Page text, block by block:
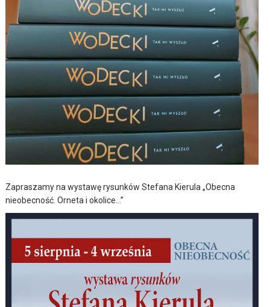
Zapraszamy na wystawę rysunków Stefana Kierula „Obecna
nieobecność. Orneta i okolice…”